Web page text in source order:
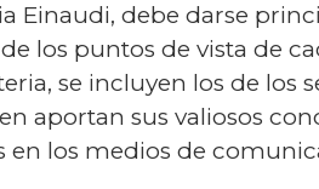
Einaudi, debe darse
los puntos de vista de
se incluyen los de los
aportan sus valiosos
en los medios de